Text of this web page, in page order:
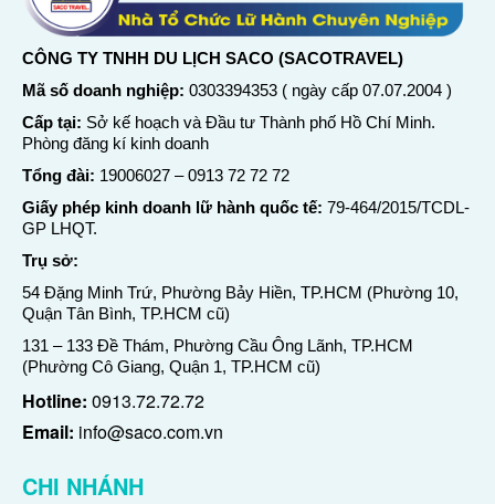
CÔNG TY TNHH DU LỊCH SACO (SACOTRAVEL)
Mã số doanh nghiệp: 0303394353 ( ngày cấp 07.07.2004 )
Cấp tại: Sở kế hoạch và Đầu tư Thành phố Hồ Chí Minh.
Phòng đăng kí kinh doanh
Tổng đài: 19006027 –0913 72 72 72
Giấy phép kinh doanh lữ hành quốc tế: 79-464/2015/TCDL-
GP LHQT.
Trụ sở:
54 Đặng Minh Trứ, Phường Bảy Hiền, TP.HCM (Phường 10,
Quận Tân Bình, TP.HCM cũ)
131 – 133 Đề Thám, Phường Cầu Ông Lãnh, TP.HCM
(Phường Cô Giang, Quận 1, TP.HCM cũ)
Hotline: 0913.72.72.72
Email: info@saco.com.vn
CHI NHÁNH